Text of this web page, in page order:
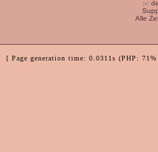
:-:
Alle
[ Page generation time: 0.0311s (PHP: